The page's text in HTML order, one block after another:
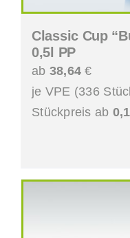
Classic Cup
0,5l PP
ab 38,64 €
je VPE (336
Stückpreis ab